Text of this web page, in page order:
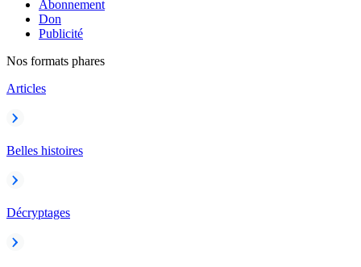
Abonnement
Don
Publicité
Nos formats phares
Articles
Belles histoires
Décryptages